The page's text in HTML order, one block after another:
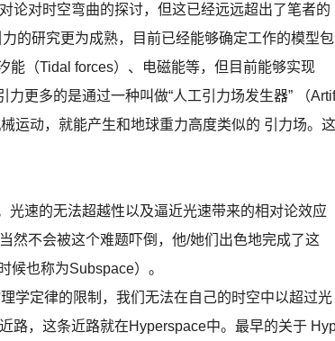
论对时空弯曲的探讨，但这已经远远超出了笔者的
的研究更为成熟，目前已经能够确定工作的模型包
能（Tidal forces）、电磁能等，但目前能够实现
更多的是通过一种叫做“人工引力场发生器” （
运动，就能产生和地球重力高度类似的 引力场。这
速的无法超越性以及逼近光速带来的相对论效应
然不会被这个难题吓倒，他/她们出色地完成了这
候也称为Subspace）。
学定律的限制，我们无法在自己的时空中以超过光
路，这条近路就在Hyperspace中。最早的关于